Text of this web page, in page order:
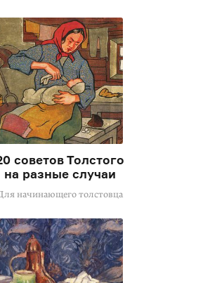
советов Толстого
на разные случаи
начинающего толстовца